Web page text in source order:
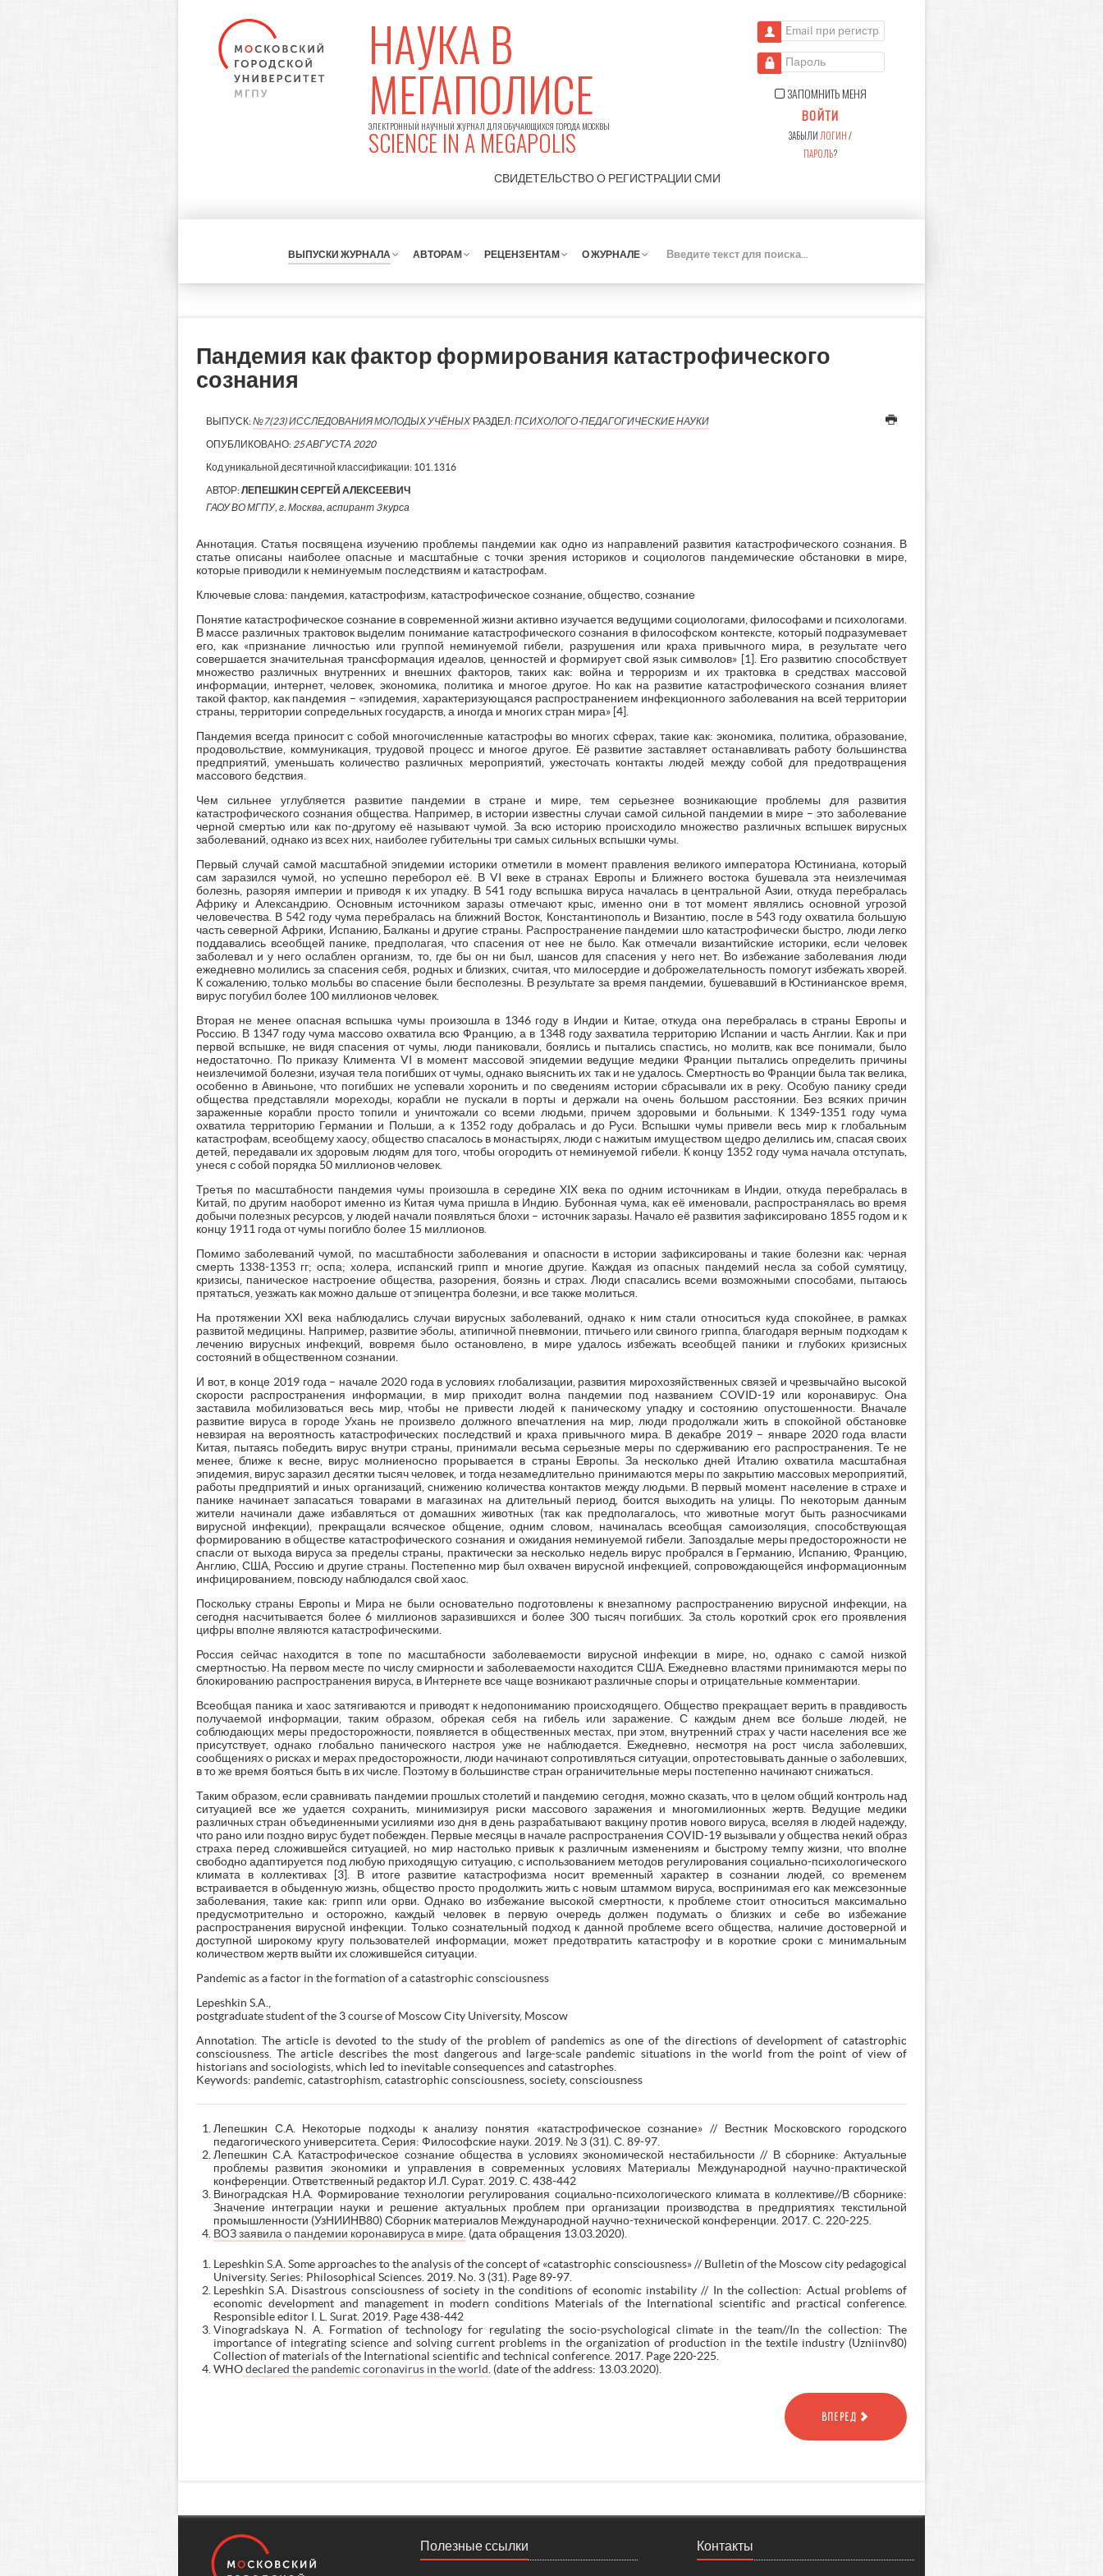
НАУКА В
МЕГАПОЛИСЕ
ЭЛЕКТРОННЫЙ НАУЧНЫЙ ЖУРНАЛ ДЛЯ ОБУЧАЮЩИХСЯ ГОРОДА МОСКВЫ
SCIENCE IN A MEGAPOLIS
СВИДЕТЕЛЬСТВО О РЕГИСТРАЦИИ СМИ
Email при регистрации
Пароль
ЗАПОМНИТЬ МЕНЯ
ВОЙТИ
ЗАБЫЛИ ЛОГИН/
ПАРОЛЬ?
ВЫПУСКИ ЖУРНАЛА АВТОРАМ РЕЦЕНЗЕНТАМ О ЖУРНАЛЕ
К
Пандемия как фактор формирования катастрофического
сознания
ВЫПУСК:№7(23) ИССЛЕДОВАНИЯ МОЛОДЫХ УЧЁНЫХ РАЗДЕЛ:ПСИХОЛОГО-ПЕДАГОГИЧЕСКИЕ НАУКИ
ОПУБЛИКОВАНО: 25 АВГУСТА 2020
Код уникальной десятичной классификации: 101.1316
АВТОР:ЛЕПЕШКИН СЕРГЕЙ АЛЕКСЕЕВИЧ
ГАОУ ВО МГПУ, г. Москва, аспирант 3 курса
Аннотация. Статья посвящена изучению проблемы пандемии как одно из направлений развития катастрофического сознания. В
статье описаны наиболее опасные и масштабные с точки зрения историков и социологов пандемические обстановки в мире,
которые приводили к неминуемым последствиям и катастрофам.
Ключевые слова: пандемия, катастрофизм, катастрофическое сознание, общество, сознание
Понятие катастрофическое сознание в современной жизни активно изучается ведущими социологами, философами и психологами.
В массе различных трактовок выделим понимание катастрофического сознания в философском контексте, который подразумевает
его, как «признание личностью или группой неминуемой гибели, разрушения или краха привычного мира, в результате чего
совершается значительная трансформация идеалов, ценностей и формирует свой язык символов» [1]. Его развитию способствует
множество различных внутренних и внешних факторов, таких как: война и терроризм и их трактовка в средствах массовой
информации, интернет, человек, экономика, политика и многое другое. Но как на развитие катастрофического сознания влияет
такой фактор, как пандемия – «эпидемия, характеризующаяся распространением инфекционного заболевания на всей территории
страны, территории сопредельных государств, а иногда и многих стран мира» [4].
Пандемия всегда приносит с собой многочисленные катастрофы во многих сферах, такие как: экономика, политика, образование,
продовольствие, коммуникация, трудовой процесс и многое другое. Её развитие заставляет останавливать работу большинства
предприятий, уменьшать количество различных мероприятий, ужесточать контакты людей между собой для предотвращения
массового бедствия.
Чем сильнее углубляется развитие пандемии в стране и мире, тем серьезнее возникающие проблемы для развития
катастрофического сознания общества. Например, в истории известны случаи самой сильной пандемии в мире – это заболевание
черной смертью или как по-другому её называют чумой. За всю историю происходило множество различных вспышек вирусных
заболеваний, однако из всех них, наиболее губительны три самых сильных вспышки чумы.
Первый случай самой масштабной эпидемии историки отметили в момент правления великого императора Юстиниана, который
сам заразился чумой, но успешно переборол её. В VI веке в странах Европы и Ближнего востока бушевала эта неизлечимая
болезнь, разоряя империи и приводя к их упадку. В 541 году вспышка вируса началась в центральной Азии, откуда перебралась
Африку и Александрию. Основным источником заразы отмечают крыс, именно они в тот момент являлись основной угрозой
человечества. В 542 году чума перебралась на ближний Восток, Константинополь и Византию, после в 543 году охватила большую
часть северной Африки, Испанию, Балканы и другие страны. Распространение пандемии шло катастрофически быстро, люди легко
поддавались всеобщей панике, предполагая, что спасения от нее не было. Как отмечали византийские историки, если человек
заболевал и у него ослаблен организм, то, где бы он ни был, шансов для спасения у него нет. Во избежание заболевания люди
ежедневно молились за спасения себя, родных и близких, считая, что милосердие и доброжелательность помогут избежать хворей.
К сожалению, только мольбы во спасение были бесполезны. В результате за время пандемии, бушевавший в Юстинианское время,
вирус погубил более 100 миллионов человек.
Вторая не менее опасная вспышка чумы произошла в 1346 году в Индии и Китае, откуда она перебралась в страны Европы и
Россию. В 1347 году чума массово охватила всю Францию, а в 1348 году захватила территорию Испании и часть Англии. Как и при
первой вспышке, не видя спасения от чумы, люди паниковали, боялись и пытались спастись, но молитв, как все понимали, было
недостаточно. По приказу Климента VI в момент массовой эпидемии ведущие медики Франции пытались определить причины
неизлечимой болезни, изучая тела погибших от чумы, однако выяснить их так и не удалось. Смертность во Франции была так велика,
особенно в Авиньоне, что погибших не успевали хоронить и по сведениям истории сбрасывали их в реку. Особую панику среди
общества представляли мореходы, корабли не пускали в порты и держали на очень большом расстоянии. Без всяких причин
зараженные корабли просто топили и уничтожали со всеми людьми, причем здоровыми и больными. К 1349-1351 году чума
охватила территорию Германии и Польши, а к 1352 году добралась и до Руси. Вспышки чумы привели весь мир к глобальным
катастрофам, всеобщему хаосу, общество спасалось в монастырях, люди с нажитым имуществом щедро делились им, спасая своих
детей, передавали их здоровым людям для того, чтобы огородить от неминуемой гибели. К концу 1352 году чума начала отступать,
унеся с собой порядка 50 миллионов человек.
Третья по масштабности пандемия чумы произошла в середине XIX века по одним источникам в Индии, откуда перебралась в
Китай, по другим наоборот именно из Китая чума пришла в Индию. Бубонная чума, как её именовали, распространялась во время
добычи полезных ресурсов, у людей начали появляться блохи – источник заразы. Начало её развития зафиксировано 1855 годом и к
концу 1911 года от чумы погибло более 15 миллионов.
Помимо заболеваний чумой, по масштабности заболевания и опасности в истории зафиксированы и такие болезни как: черная
смерть 1338-1353 гг; оспа; холера, испанский грипп и многие другие. Каждая из опасных пандемий несла за собой сумятицу,
кризисы, паническое настроение общества, разорения, боязнь и страх. Люди спасались всеми возможными способами, пытаюсь
прятаться, уезжать как можно дальше от эпицентра болезни, и все также молиться.
На протяжении XXI века наблюдались случаи вирусных заболеваний, однако к ним стали относиться куда спокойнее, в рамках
развитой медицины. Например, развитие эболы, атипичной пневмонии, птичьего или свиного гриппа, благодаря верным подходам к
лечению вирусных инфекций, вовремя было остановлено, в мире удалось избежать всеобщей паники и глубоких кризисных
состояний в общественном сознании.
И вот, в конце 2019 года – начале 2020 года в условиях глобализации, развития мирохозяйственных связей и чрезвычайно высокой
скорости распространения информации, в мир приходит волна пандемии под названием COVID-19 или коронавирус. Она
заставила мобилизоваться весь мир, чтобы не привести людей к паническому упадку и состоянию опустошенности. Вначале
развитие вируса в городе Ухань не произвело должного впечатления на мир, люди продолжали жить в спокойной обстановке
невзирая на вероятность катастрофических последствий и краха привычного мира. В декабре 2019 – январе 2020 года власти
Китая, пытаясь победить вирус внутри страны, принимали весьма серьезные меры по сдерживанию его распространения. Те не
менее, ближе к весне, вирус молниеносно прорывается в страны Европы. За несколько дней Италию охватила масштабная
эпидемия, вирус заразил десятки тысяч человек, и тогда незамедлительно принимаются меры по закрытию массовых мероприятий,
работы предприятий и иных организаций, снижению количества контактов между людьми. В первый момент население в страхе и
панике начинает запасаться товарами в магазинах на длительный период, боится выходить на улицы. По некоторым данным
жители начинали даже избавляться от домашних животных (так как предполагалось, что животные могут быть разносчиками
вирусной инфекции), прекращали всяческое общение, одним словом, начиналась всеобщая самоизоляция, способствующая
формированию в обществе катастрофического сознания и ожидания неминуемой гибели. Запоздалые меры предосторожности не
спасли от выхода вируса за пределы страны, практически за несколько недель вирус пробрался в Германию, Испанию, Францию,
Англию, США, Россию и другие страны. Постепенно мир был охвачен вирусной инфекцией, сопровождающейся информационным
инфицированием, повсюду наблюдался свой хаос.
Поскольку страны Европы и Мира не были основательно подготовлены к внезапному распространению вирусной инфекции, на
сегодня насчитывается более 6 миллионов заразившихся и более 300 тысяч погибших. За столь короткий срок его проявления
цифры вполне являются катастрофическими.
Россия сейчас находится в топе по масштабности заболеваемости вирусной инфекции в мире, но, однако с самой низкой
смертностью. На первом месте по числу смирности и заболеваемости находится США. Ежедневно властями принимаются меры по
блокированию распространения вируса, в Интернете все чаще возникают различные споры и отрицательные комментарии.
Всеобщая паника и хаос затягиваются и приводят к недопониманию происходящего. Общество прекращает верить в правдивость
получаемой информации, таким образом, обрекая себя на гибель или заражение. С каждым днем все больше людей, не
соблюдающих меры предосторожности, появляется в общественных местах, при этом, внутренний страх у части населения все же
присутствует, однако глобально панического настроя уже не наблюдается. Ежедневно, несмотря на рост числа заболевших,
сообщениях о рисках и мерах предосторожности, люди начинают сопротивляться ситуации, опротестовывать данные о заболевших,
в то же время бояться быть в их числе. Поэтому в большинстве стран ограничительные меры постепенно начинают снижаться.
Таким образом, если сравнивать пандемии прошлых столетий и пандемию сегодня, можно сказать, что в целом общий контроль над
ситуацией все же удается сохранить, минимизируя риски массового заражения и многомилионных жертв. Ведущие медики
различных стран объединенными усилиями изо дня в день разрабатывают вакцину против нового вируса, вселяя в людей надежду,
что рано или поздно вирус будет побежден. Первые месяцы в начале распространения COVID-19 вызывали у общества некий образ
страха перед сложившейся ситуацией, но мир настолько привык к различным изменениям и быстрому темпу жизни, что вполне
свободно адаптируется под любую приходящую ситуацию, с использованием методов регулирования социально-психологического
климата в коллективах [3]. В итоге развитие катастрофизма носит временный характер в сознании людей, со временем
встраивается в обыденную жизнь, общество просто продолжить жить с новым штаммом вируса, воспринимая его как межсезонные
заболевания, такие как: грипп или орви. Однако во избежание высокой смертности, к проблеме стоит относиться максимально
предусмотрительно и осторожно, каждый человек в первую очередь должен подумать о близких и себе во избежание
распространения вирусной инфекции. Только сознательный подход к данной проблеме всего общества, наличие достоверной и
доступной широкому кругу пользователей информации, может предотвратить катастрофу и в короткие сроки с минимальным
количеством жертв выйти их сложившейся ситуации.
Pandemic as a factor in the formation of a catastrophic consciousness
Lepeshkin S.A.,
postgraduate student of the 3 course of Moscow City University, Moscow
Annotation. The article is devoted to the study of the problem of pandemics as one of the directions of development of catastrophic
consciousness. The article describes the most dangerous and large-scale pandemic situations in the world from the point of view of
historians and sociologists, which led to inevitable consequences and catastrophes.
Keywords: pandemic, catastrophism, catastrophic consciousness, society, consciousness
Лепешкин С.А. Некоторые подходы к анализу понятия «катастрофическое сознание» // Вестник Московского городского
педагогического университета. Серия: Философские науки. 2019. № 3 (31). С. 89-97.
Лепешкин С.А. Катастрофическое сознание общества в условиях экономической нестабильности // В сборнике: Актуальные
проблемы развития экономики и управления в современных условиях Материалы Международной научно-практической
конференции. Ответственный редактор И.Л. Сурат. 2019. С. 438-442
Виноградская Н.А. Формирование технологии регулирования социально-психологического климата в коллективе//В сборнике:
Значение интеграции науки и решение актуальных проблем при организации производства в предприятиях текстильной
промышленности (УзНИИНВ80) Сборник материалов Международной научно-технической конференции. 2017. С. 220-225.
ВОЗ заявила о пандемии коронавируса в мире. (дата обращения 13.03.2020).
Lepeshkin S.A. Some approaches to the analysis of the concept of «catastrophic consciousness» // Bulletin of the Moscow city pedagogical
University. Series: Philosophical Sciences. 2019. No. 3 (31). Page 89-97.
Lepeshkin S.A. Disastrous consciousness of society in the conditions of economic instability // In the collection: Actual problems of
economic development and management in modern conditions Materials of the International scientific and practical conference.
Responsible editor I. L. Surat. 2019. Page 438-442
Vinogradskaya N. A. Formation of technology for regulating the socio-psychological climate in the team//In the collection: The
importance of integrating science and solving current problems in the organization of production in the textile industry (Uzniinv80)
Collection of materials of the International scientific and technical conference. 2017. Page 220-225.
WHOdeclared the pandemic coronavirus in the world. (date of the address: 13.03.2020).
ВПЕРЕД
Полезные ссылки Контакты